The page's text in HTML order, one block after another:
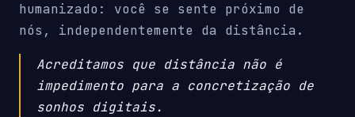
humanizado: você se sente próximo de
nós, independentemente da distância.
Acreditamos que distância não é
impedimento para a concretização de
sonhos digitais.